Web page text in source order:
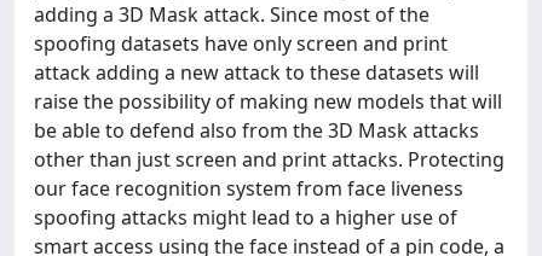
adding a 3D Mask attack. Since most of the
spoofing datasets have only screen and print
attack adding a new attack to these datasets will
raise the possibility of making new models that will
be able to defend also from the 3D Mask attacks
other than just screen and print attacks. Protecting
our face recognition system from face liveness
spoofing attacks might lead to a higher use of
smart access using the face instead of a pin code, a